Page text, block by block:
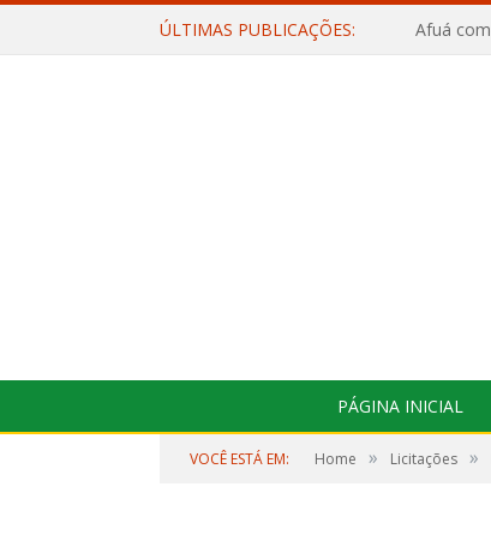
ÚLTIMAS PUBLICAÇÕES:
PÁGINA INICIAL
VOCÊ ESTÁ EM: Home » Licitações »